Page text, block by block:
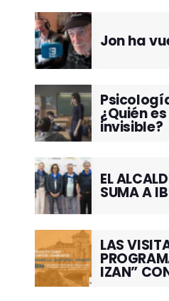
Jon ha
¿Quién
invisible?
EL
SUMA A
LAS
IZAN”